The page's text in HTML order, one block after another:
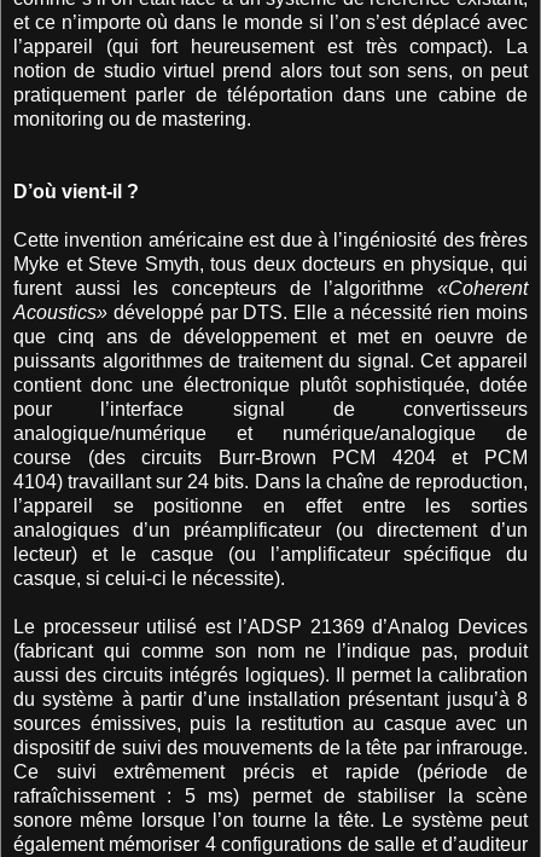
et ce n’importe où dans le monde si l’on s’est déplacé avec
l’appareil (qui fort heureusement est très compact). La
notion de studio virtuel prend alors tout son sens, on peut
pratiquement parler de téléportation dans une cabine de
monitoring ou de mastering.
D’où vient-il ?
Cette invention américaine est due à l’ingéniosité des frères
Myke et Steve Smyth, tous deux docteurs en physique, qui
furent aussi les concepteurs de l’algorithme «Coherent
Acoustics» développé par DTS. Elle a nécessité rien moins
que cinq ans de développement et met en oeuvre de
puissants algorithmes de traitement du signal. Cet appareil
contient donc une électronique plutôt sophistiquée, dotée
pour l’interface signal de convertisseurs
analogique/numérique et numérique/analogique de
course (des circuits Burr-Brown PCM 4204 et PCM
4104) travaillant sur 24 bits. Dans la chaîne de reproduction,
l’appareil se positionne en effet entre les sorties
analogiques d’un préamplificateur (ou directement d’un
lecteur) et le casque (ou l’amplificateur spécifique du
casque, si celui-ci le nécessite).
Le processeur utilisé est l’ADSP 21369 d’Analog Devices
(fabricant qui comme son nom ne l’indique pas, produit
aussi des circuits intégrés logiques). Il permet la calibration
du système à partir d’une installation présentant jusqu’à 8
sources émissives, puis la restitution au casque avec un
dispositif de suivi des mouvements de la tête par infrarouge.
Ce suivi extrêmement précis et rapide (période de
rafraîchissement : 5 ms) permet de stabiliser la scène
sonore même lorsque l’on tourne la tête. Le système peut
également mémoriser 4 configurations de salle et d’auditeur